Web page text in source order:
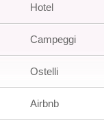
Hotel
Campeggi
Ostelli
Airbnb